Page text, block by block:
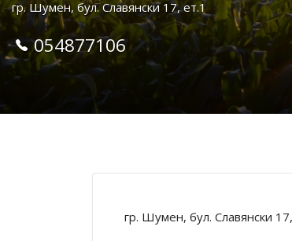
гр. Шумен, бул. Славянски 17, ет.1
054877106
гр. Шумен, бул. Славянски